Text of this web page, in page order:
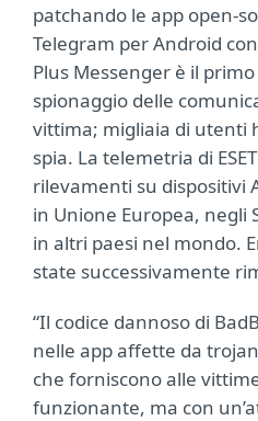
patchando le app open-
Telegram per Android
Plus Messenger è il
spionaggio delle
vittima; migliaia di utenti
spia. La telemetria di
rilevamenti su dispositivi
in Unione Europea, negli
in altri paesi nel mondo.
state successivamente
“Il codice dannoso di
nelle app affette da
che forniscono alle
funzionante, ma con